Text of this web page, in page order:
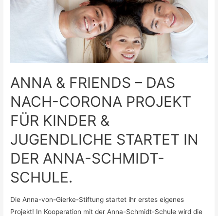
ANNA & FRIENDS – DAS
NACH-CORONA PROJEKT
FÜR KINDER &
JUGENDLICHE STARTET IN
DER ANNA-SCHMIDT-
SCHULE.
Die Anna-von-Gierke-Stiftung startet ihr erstes eigenes
Projekt! In Kooperation mit der Anna-Schmidt-Schule wird die